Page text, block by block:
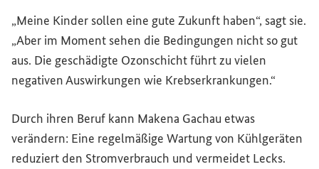
„Meine Kinder sollen eine gute Zukunft haben“, sagt sie.
„Aber im Moment sehen die Bedingungen nicht so gut
aus. Die geschädigte Ozonschicht führt zu vielen
negativen Auswirkungen wie Krebserkrankungen.“
Durch ihren Beruf kann Makena Gachau etwas
verändern: Eine regelmäßige Wartung von Kühlgeräten
reduziert den Stromverbrauch und vermeidet Lecks.